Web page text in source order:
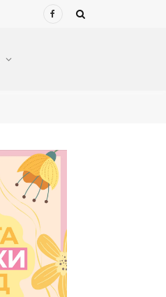
Facebook